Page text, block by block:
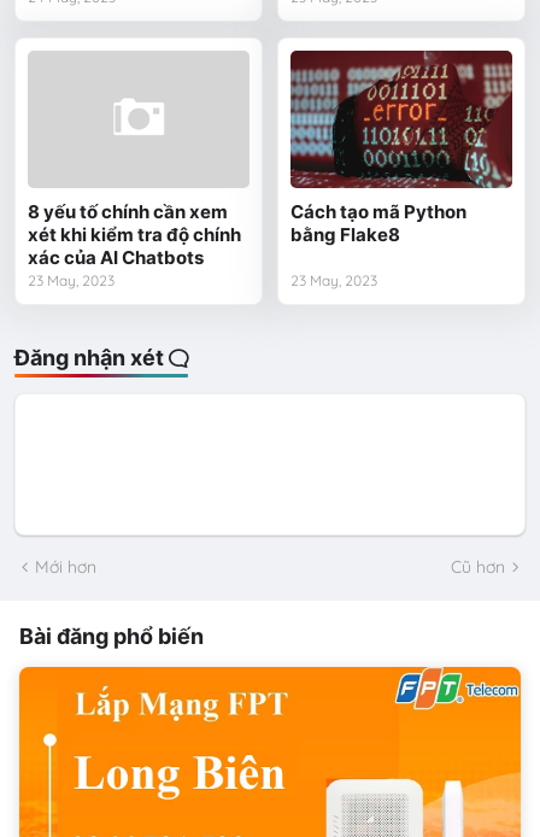
8 yếu tố chính cần xem
xét khi kiểm tra độ chính
xác của AI Chatbots
23 May, 2023
Cách tạo mã Python
bằng Flake8
23 May, 2023
Đăng nhận xét
Mới hơn Cũ hơn
Bài đăng phổ biến